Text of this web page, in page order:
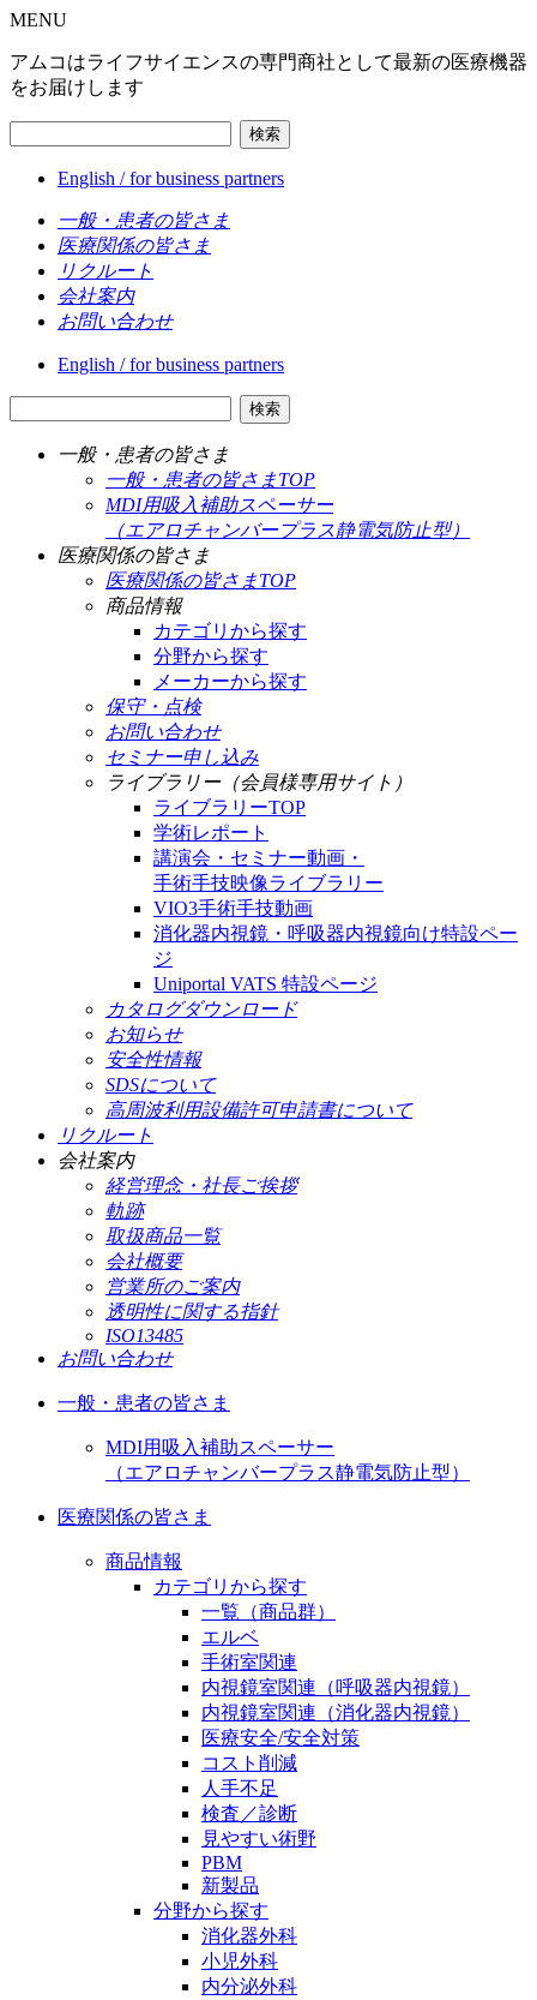
MENU
アムコはライフサイエンスの専門商社として最新の医療機器
をお届けします
検索
English / for business partners
一般・患者の皆さま
医療関係の皆さま
リクルート
会社案内
お問い合わせ
English / for business partners
検索
一般・患者の皆さま
一般・患者の皆さまTOP
MDI用吸入補助スペーサー
（エアロチャンバープラス静電気防止型）
医療関係の皆さま
医療関係の皆さまTOP
商品情報
カテゴリから探す
分野から探す
メーカーから探す
保守・点検
お問い合わせ
セミナー申し込み
ライブラリー（会員様専用サイト）
ライブラリーTOP
学術レポート
講演会・セミナー動画・
手術手技映像ライブラリー
VIO3手術手技動画
消化器内視鏡・呼吸器内視鏡向け特設ペー
ジ
Uniportal VATS 特設ページ
カタログダウンロード
お知らせ
安全性情報
SDSについて
高周波利用設備許可申請書について
リクルート
会社案内
経営理念・社長ご挨拶
軌跡
取扱商品一覧
会社概要
営業所のご案内
透明性に関する指針
ISO13485
お問い合わせ
一般・患者の皆さま
MDI用吸入補助スペーサー
（エアロチャンバープラス静電気防止型）
医療関係の皆さま
商品情報
カテゴリから探す
一覧（商品群）
エルベ
手術室関連
内視鏡室関連（呼吸器内視鏡）
内視鏡室関連（消化器内視鏡）
医療安全/安全対策
コスト削減
人手不足
検査／診断
見やすい術野
PBM
新製品
分野から探す
消化器外科
小児外科
内分泌外科